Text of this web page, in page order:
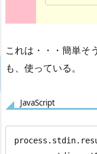
これは・・・簡単そ
も、使っている。
JavaScript